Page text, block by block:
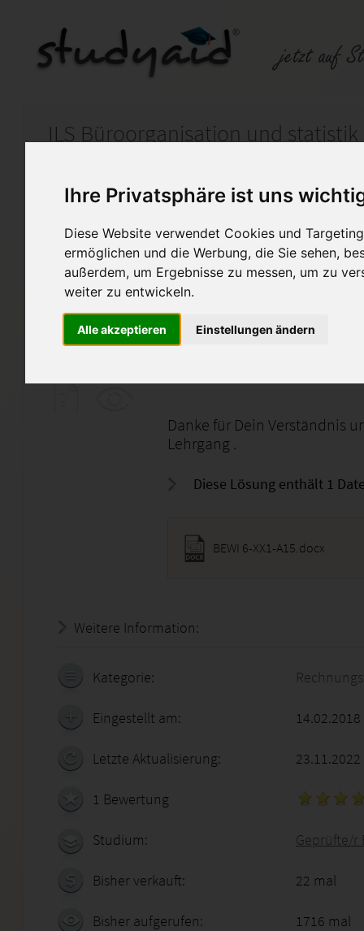
Ihre Privatsphäre ist uns
Diese Website verwendet Cookies und
ermöglichen und die Werbung, die Sie sehen,
außerdem, um Ergebnisse zu messen, um zu
weiter zu entwickeln.
Alle akzeptieren Einstellungen ändern
ILS Büroorganisation und statistik
Auf StudyAid.de verkaufen
Startseite Rechnungswesen
ILS BEWI 6-XX1-A15
Ich biete meine
Einsendenaufgaben an. Sie
Bitte verwende die Lösung
Danke für Dein Verständnis
Lehrgang .
Diese Lösung enthält 1
BEWI 6-XX1-A15.docx
Weitere Information:
Kategorie:
Eingestellt am:
Letzte Aktualisierung: 23.11.2022
1 Bewertung
Studium: Geprüfte/r
Bisher verkauft: 22 mal
Bisher aufgerufen: 1716 mal